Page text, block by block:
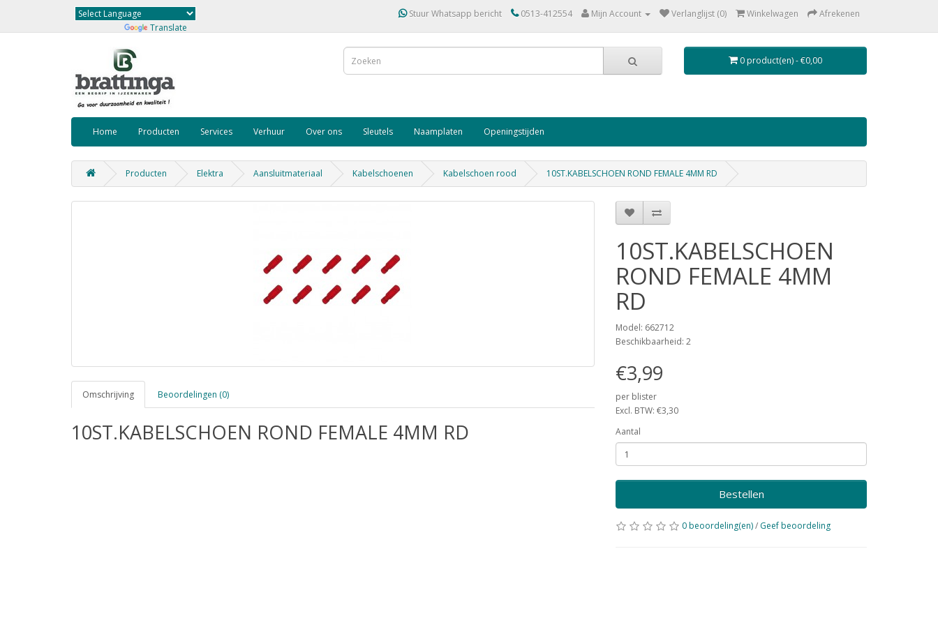
Translate
Stuur Whatsapp bericht 0513-412554 Mijn Account Verlanglijst (0) Winkelwagen Afrekenen
0 product(en) - €0,00
Home Producten Services Verhuur Over ons Sleutels Naamplaten Openingstijden
Producten Elektra Aansluitmateriaal Kabelschoenen Kabelschoen rood 10ST.KABELSCHOEN ROND FEMALE 4MM RD
Omschrijving Beoordelingen (0)
10ST.KABELSCHOEN ROND FEMALE 4MM RD
10ST.KABELSCHOEN
ROND FEMALE 4MM
RD
Model: 662712
Beschikbaarheid: 2
€3,99
per blister
Excl. BTW: €3,30
Aantal
Bestellen
0 beoordeling(en)/ Geef beoordeling